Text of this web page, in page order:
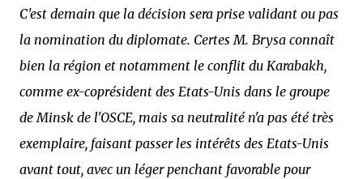
C'est demain que la décision sera prise validant ou pas
la nomination du diplomate. Certes M. Brysa connaît
bien la région et notamment le conflit du Karabakh,
comme ex-coprésident des Etats-Unis dans le groupe
de Minsk de l'OSCE, mais sa neutralité n'a pas été très
exemplaire, faisant passer les intérêts des Etats-Unis
avant tout, avec un léger penchant favorable pour